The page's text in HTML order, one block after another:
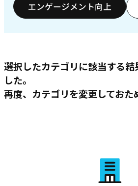
エンゲージメント向上
選択したカテゴリに該当する結
した。
再度、カテゴリを変更しておた